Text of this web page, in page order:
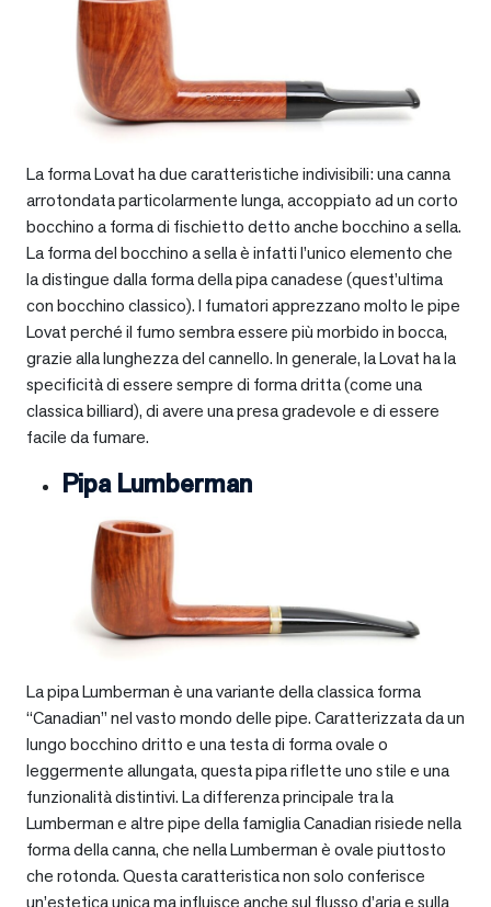
La forma Lovat ha due caratteristiche indivisibili: una canna
arrotondata particolarmente lunga, accoppiato ad un corto
bocchino a forma di fischietto detto anche bocchino a sella.
La forma del bocchino a sella è infatti l’unico elemento che
la distingue dalla forma della pipa canadese (quest’ultima
con bocchino classico). I fumatori apprezzano molto le pipe
Lovat perché il fumo sembra essere più morbido in bocca,
grazie alla lunghezza del cannello. In generale, la Lovat ha la
specificità di essere sempre di forma dritta (come una
classica billiard), di avere una presa gradevole e di essere
facile da fumare.
Pipa Lumberman
La pipa Lumberman è una variante della classica forma
“Canadian” nel vasto mondo delle pipe. Caratterizzata da un
lungo bocchino dritto e una testa di forma ovale o
leggermente allungata, questa pipa riflette uno stile e una
funzionalità distintivi. La differenza principale tra la
Lumberman e altre pipe della famiglia Canadian risiede nella
forma della canna, che nella Lumberman è ovale piuttosto
che rotonda. Questa caratteristica non solo conferisce
un’estetica unica ma influisce anche sul flusso d’aria e sulla